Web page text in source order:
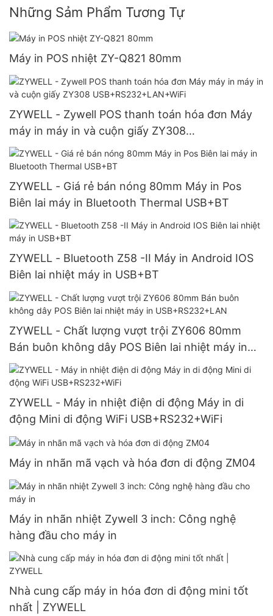
Những Sảm Phẩm Tương Tự
Máy in POS nhiệt ZY-Q821 80mm
ZYWELL - Zywell POS thanh toán hóa đơn Máy
máy in máy in và cuộn giấy ZY308
USB+RS232+LAN+WiFi
ZYWELL - Giá rẻ bán nóng 80mm Máy in Pos
Biên lai máy in Bluetooth Thermal USB+BT
ZYWELL - Bluetooth Z58 -II Máy in Android IOS
Biên lai nhiệt máy in USB+BT
ZYWELL - Chất lượng vượt trội ZY606 80mm
Bán buôn không dây POS Biên lai nhiệt máy in
USB+RS232+LAN
ZYWELL - Máy in nhiệt điện di động Máy in di
động Mini di động WiFi USB+RS232+WiFi
Máy in nhãn mã vạch và hóa đơn di động ZM04
Máy in nhãn nhiệt Zywell 3 inch: Công nghệ
hàng đầu cho máy in
Nhà cung cấp máy in hóa đơn di động mini tốt
nhất | ZYWELL